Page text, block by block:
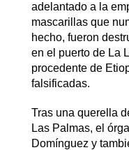
adelantado a la
mascarillas que
hecho, fueron
en el puerto de La
procedente de
falsificadas.
Tras una querella
Las Palmas, el
Domínguez y